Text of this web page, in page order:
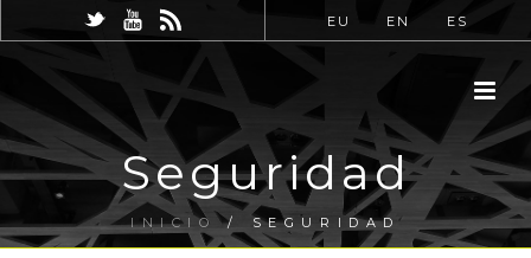
EU EN ES
Seguridad
INICIO / SEGURIDAD